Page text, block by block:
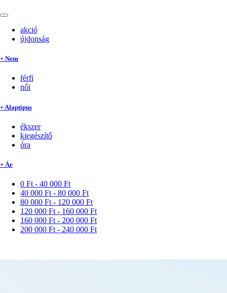
akció
újdonság
+ Nem
férfi
női
+ Alaptípus
ékszer
kiegészítő
óra
+ Ár
0 Ft - 40 000 Ft
40 000 Ft - 80 000 Ft
80 000 Ft - 120 000 Ft
120 000 Ft - 160 000 Ft
160 000 Ft - 200 000 Ft
200 000 Ft - 240 000 Ft